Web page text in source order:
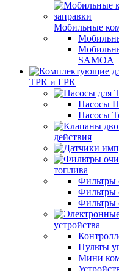
Мобильные
SAMOA
ТРК и ГРК
Насосы
Насосы
действия
топлива
Фильтры
Фильтры
Фильтры
устройства
Пульты
Мини